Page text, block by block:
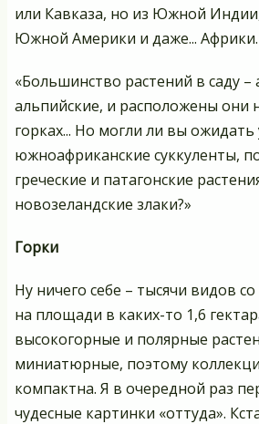
или Кавказа, но из Южной
Южной Америки и даже... Африки.
«Большинство растений в саду –
альпийские, и расположены они
горках... Но могли ли вы ожидать
южноафриканские суккуленты,
греческие и патагонские
новозеландские злаки?»
Горки
Ну ничего себе – тысячи видов со
на площади в каких-то 1,6
высокогорные и полярные
миниатюрные, поэтому
компактна. Я в очередной раз
чудесные картинки «оттуда».